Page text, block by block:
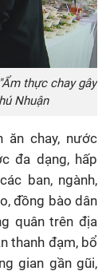
thực chay gây
Nhuận
ăn chay, nước
đa dạng, hấp
ban, ngành,
đồng bào dân
quân trên địa
thanh đạm, bổ
gian gần gũi,